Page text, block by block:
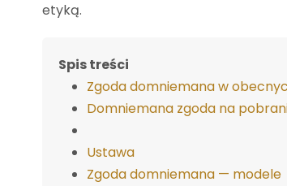
etyką.
Spis treści
Zgoda domniemana w
Domniemana zgoda na
Ustawa
Zgoda domniemana — modele